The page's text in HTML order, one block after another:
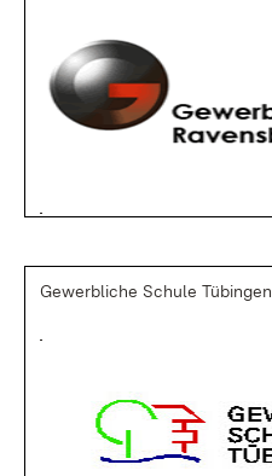
Gewerbliche Schule Tübingen